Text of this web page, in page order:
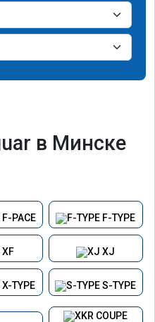
в Минске
F-PACE F-TYPE
XF XJ
X-TYPE S-TYPE